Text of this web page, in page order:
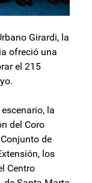
Girardi, la
ofreció una
el 215
la
del Coro
de
los
Centro